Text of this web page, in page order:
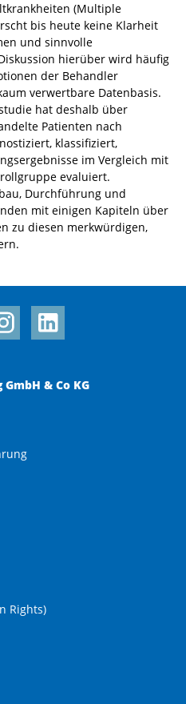
(Multiple
bis heute keine Klarheit
und sinnvolle
hierüber wird häufig
der Behandler
verwertbare Datenbasis.
hat deshalb über
Patienten nach
klassifiziert,
im Vergleich mit
evaluiert.
Durchführung und
mit einigen Kapiteln über
zu diesen merkwürdigen,
& Co KG
Rights)